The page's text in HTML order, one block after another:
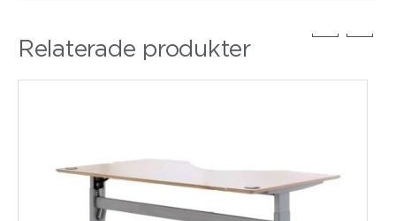
Relaterade produkter